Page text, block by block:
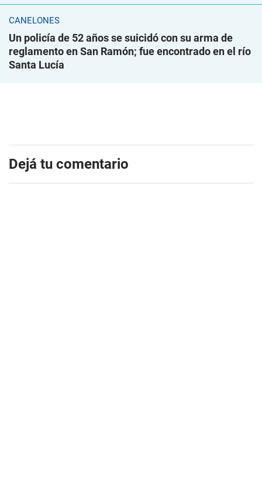
CANELONES
Un policía de 52 años se suicidó con su arma de
reglamento en San Ramón; fue encontrado en el río
Santa Lucía
Dejá tu comentario